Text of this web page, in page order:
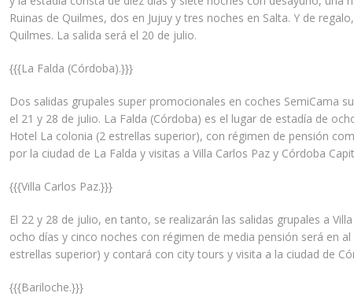
Ruinas de Quilmes, dos en Jujuy y tres noches en Salta. Y de
Quilmes. La salida será el 20 de julio.
{{{La Falda (Córdoba).}}}
Dos salidas grupales super promocionales en coches SemiCama
el 21 y 28 de julio. La Falda (Córdoba) es el lugar de estadía de
Hotel La colonia (2 estrellas superior), con régimen de pensión
por la ciudad de La Falda y visitas a Villa Carlos Paz y Córdoba
{{{Villa Carlos Paz.}}}
El 22 y 28 de julio, en tanto, se realizarán las salidas grupales a
ocho días y cinco noches con régimen de media pensión será en
estrellas superior) y contará con city tours y visita a la ciudad de
{{{Bariloche.}}}